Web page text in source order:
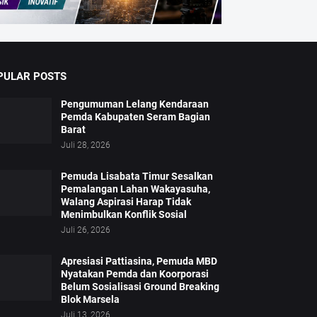
POSTS
Pengumuman Lelang Kendaraan
Pemda Kabupaten Seram Bagian
Barat
Juli 28, 2026
Pemuda Lisabata Timur Sesalkan
Pemalangan Lahan Wakayasuha,
Walang Aspirasi Harap Tidak
Menimbulkan Konflik Sosial
Juli 26, 2026
Apresiasi Pattiasina, Pemuda MBD
Nyatakan Pemda dan Koorporasi
Belum Sosialisasi Ground Breaking
Blok Marsela
Juli 13, 2026